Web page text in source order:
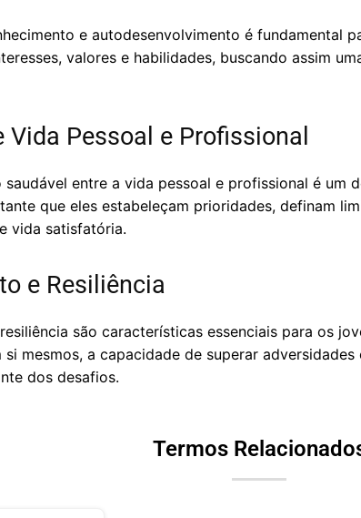
e autodesenvolvimento é fundamental
valores e habilidades, buscando assim
Vida Pessoal e Profissional
entre a vida pessoal e profissional é um
que eles estabeleçam prioridades, definam
vida satisfatória.
e Resiliência
são características essenciais para os
mesmos, a capacidade de superar
dos desafios.
Termos